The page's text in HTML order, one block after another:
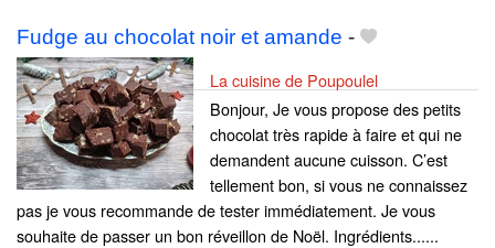
Fudge au chocolat noir et amande -
La cuisine de Poupoulel
Bonjour, Je vous propose des petits
chocolat très rapide à faire et qui ne
demandent aucune cuisson. C’est
tellement bon, si vous ne connaissez
pas je vous recommande de tester immédiatement. Je vous
souhaite de passer un bon réveillon de Noël. Ingrédients......